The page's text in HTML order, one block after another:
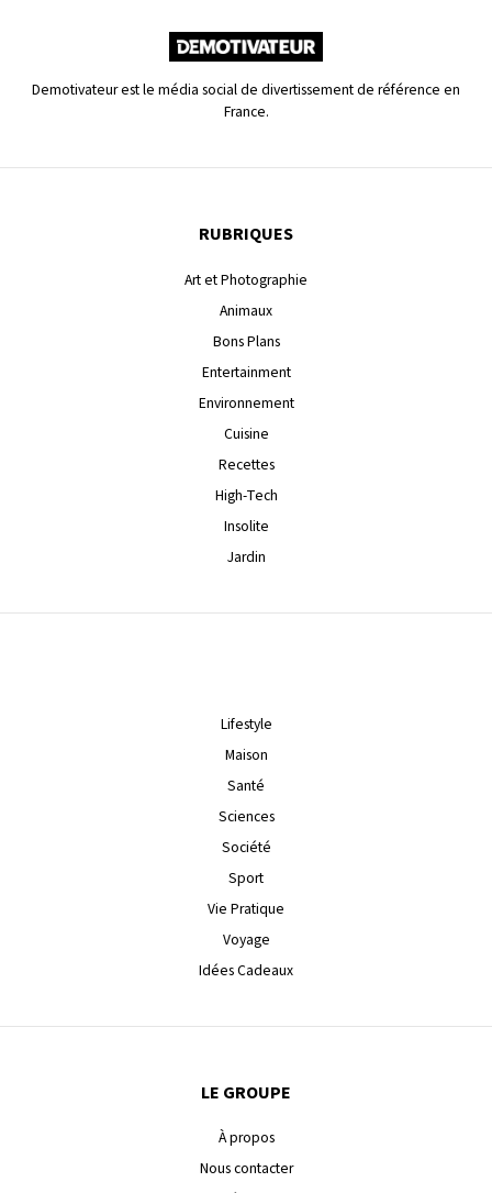
Demotivateur est le média social de divertissement de référence en
France.
RUBRIQUES
Art et Photographie
Animaux
Bons Plans
Entertainment
Environnement
Cuisine
Recettes
High-Tech
Insolite
Jardin
Lifestyle
Maison
Santé
Sciences
Société
Sport
Vie Pratique
Voyage
Idées Cadeaux
LE GROUPE
À propos
Nous contacter